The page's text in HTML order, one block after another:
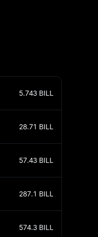
5.743 BILL
28.71 BILL
57.43 BILL
287.1 BILL
574.3 BILL